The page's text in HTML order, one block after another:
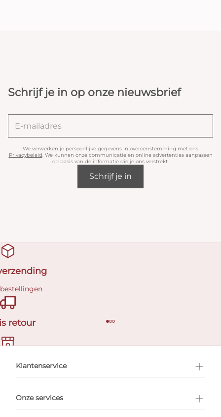
Schrijf je in op onze nieuwsbrief
We verwerken je persoonlijke gegevens in overeenstemming met ons
Privacybeleid. We kunnen onze communicatie en online advertenties aanpassen
op basis van de informatie die je ons verstrekt.
Schrijf je in
retour
afspraak
Klantenservice
Onze services